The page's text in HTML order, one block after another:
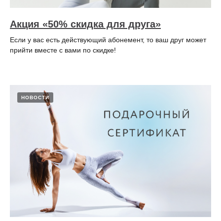
Акция «50% скидка для друга»
Если у вас есть действующий абонемент, то ваш друг может
прийти вместе с вами по скидке!
НОВОСТИ